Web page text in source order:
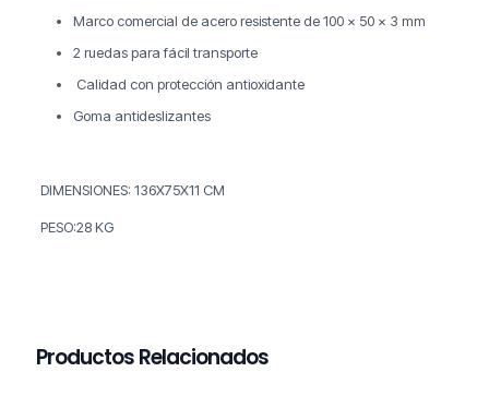
Marco comercial de acero resistente de 100 x 50 x 3 mm
2 ruedas para fácil transporte
Calidad con protección antioxidante
Goma antideslizantes
DIMENSIONES: 136X75X11 CM
PESO:28 KG
Productos Relacionados